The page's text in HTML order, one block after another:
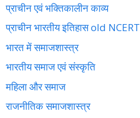
प्राचीन एवं भक्तिकालीन काव्य
प्राचीन भारतीय इतिहास old NCERT
भारत में समाजशास्त्र
भारतीय समाज एवं संस्कृति
महिला और समाज
राजनीतिक समाजशास्त्र